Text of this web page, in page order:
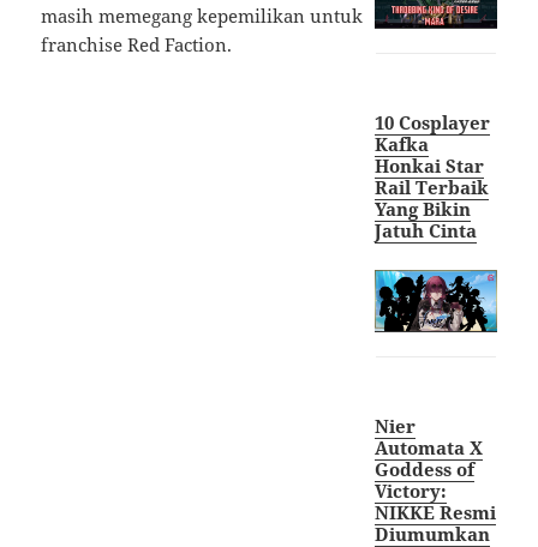
masih memegang kepemilikan untuk
franchise Red Faction.
10 Cosplayer
Kafka
Honkai Star
Rail Terbaik
Yang Bikin
Jatuh Cinta
Nier
Automata X
Goddess of
Victory:
NIKKE Resmi
Diumumkan